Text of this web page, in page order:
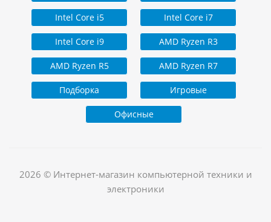
Intel Core i5 Intel Core i7
Intel Core i9 AMD Ryzen R3
AMD Ryzen R5 AMD Ryzen R7
Подборка Игровые
Офисные
2026 © Интернет-магазин компьютерной техники и
электроники